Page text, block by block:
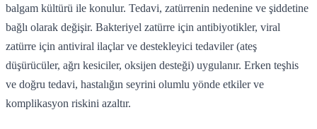
balgam kültürü ile konulur. Tedavi, zatürrenin nedenine ve şiddetine
bağlı olarak değişir. Bakteriyel zatürre için antibiyotikler, viral
zatürre için antiviral ilaçlar ve destekleyici tedaviler (ateş
düşürücüler, ağrı kesiciler, oksijen desteği) uygulanır. Erken teşhis
ve doğru tedavi, hastalığın seyrini olumlu yönde etkiler ve
komplikasyon riskini azaltır.